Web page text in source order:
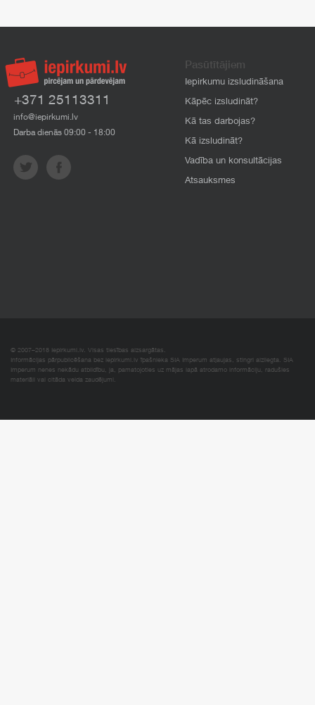
+371 25113311
info@iepirkumi.lv
Darba dienās 09:00 - 18:00
Pasūtītājiem
Iepirkumu izsludināšana
Kāpēc izsludināt?
Kā tas darbojas?
Kā izsludināt?
Vadība un konsultācijas
Atsauksmes
© 2007–2018 Iepirkumi.lv. Visas tiesības aizsargātas.
Informācijas pārpublicēšana bez iepirkumi.lv īpašnieka SIA Imperum atļaujas, stingri aizliegta. SIA
Imperum nenes nekādu atbildību, ja, pamatojoties uz mājas lapā atrodamo informāciju, radušies
materiāli vai citāda veida zaudējumi.